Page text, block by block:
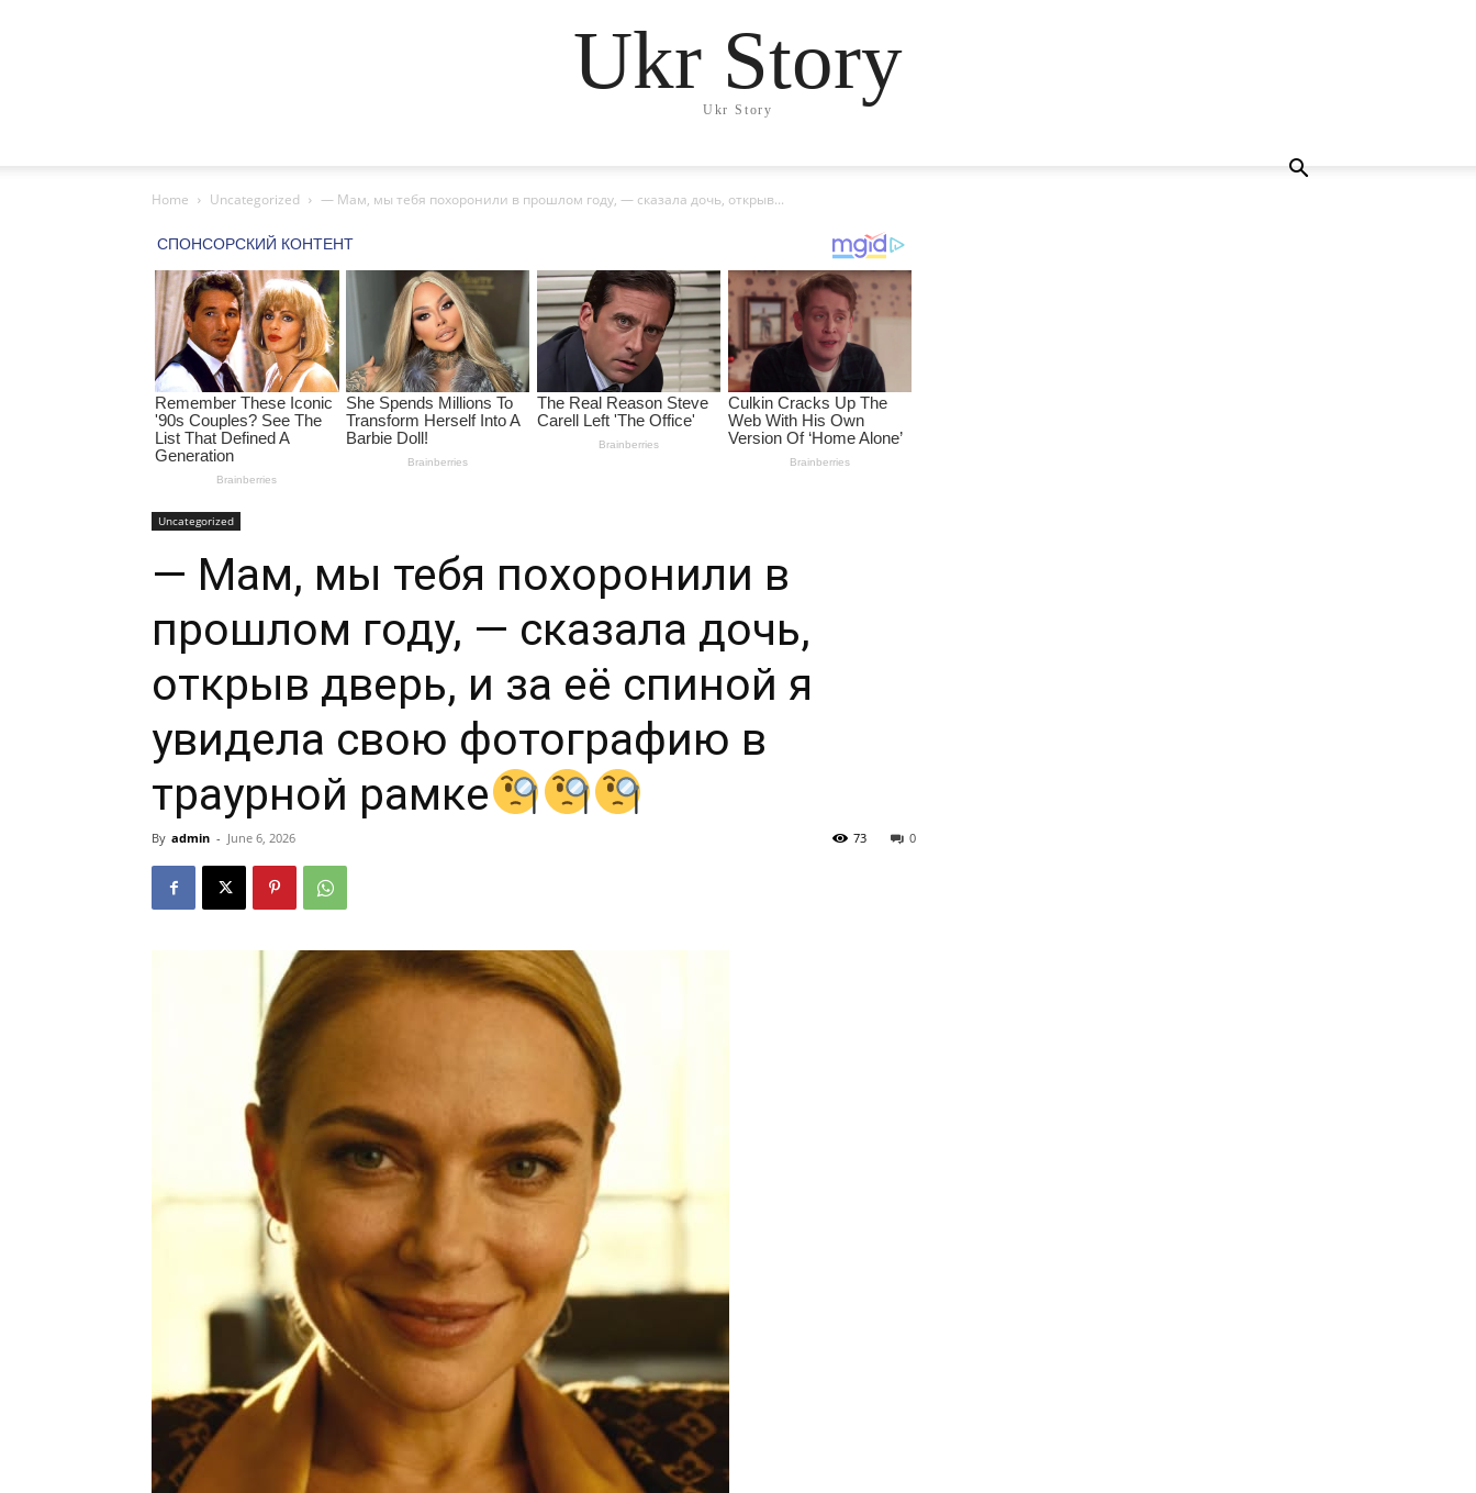
Ukr Story
Ukr Story
Home Uncategorized — Мам, мы тебя похоронили в прошлом году, — сказала дочь, открыв...
Uncategorized
— Мам, мы тебя похоронили в
прошлом году, — сказала дочь,
открыв дверь, и за её спиной я
увидела свою фотографию в
траурной рамке
By admin - June 6, 2026 0
73